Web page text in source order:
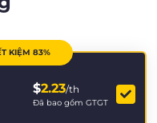
KIỆM 83%
$2.23/th
Đã bao gồm GTGT